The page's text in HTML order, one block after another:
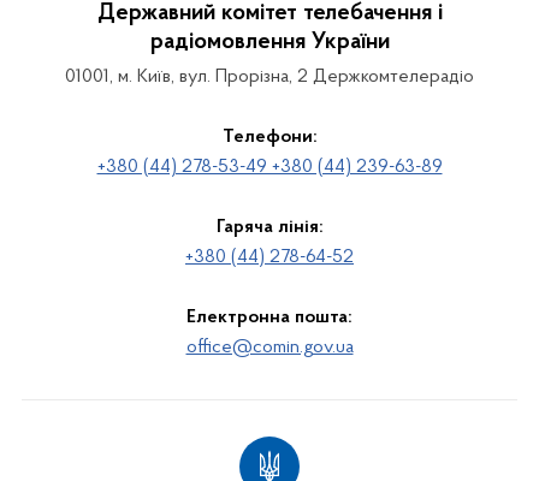
Державний комітет телебачення і
радіомовлення України
01001, м. Київ, вул. Прорізна, 2 Держкомтелерадіо
Телефони:
+380 (44) 278-53-49 +380 (44) 239-63-89
Гаряча лінія:
+380 (44) 278-64-52
Електронна пошта:
office@comin.gov.ua